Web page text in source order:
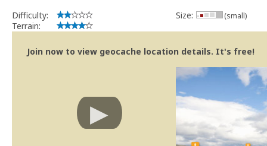
Difficulty:
Terrain:
Size: (small)
Join now to view geocache location details. It's free!